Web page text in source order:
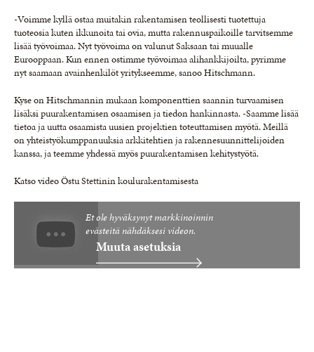
-Voimme kyllä ostaa muitakin rakentamisen teollisesti tuotettuja
tuoteosia kuten ikkunoita tai ovia, mutta rakennuspaikoille tarvitsemme
lisää työvoimaa. Nyt työvoima on valunut Saksaan tai muualle
Eurooppaan. Kun ennen ostimme työvoimaa alihankkijoilta, pyrimme
nyt saamaan avainhenkilöt yritykseemme, sanoo Hitschmann.
Kyse on Hitschmannin mukaan komponenttien saannin turvaamisen
lisäksi puurakentamisen osaamisen ja tiedon hankinnasta. -Saamme lisää
tietoa ja uutta osaamista uusien projektien toteuttamisen myötä. Meillä
on yhteistyökumppanuuksia arkkitehtien ja rakennesuunnittelijoiden
kanssa, ja teemme yhdessä myös puurakentamisen kehitystyötä.
Katso video Östu Stettinin koulurakentamisesta
Et ole hyväksynyt markkinoinnin
evästeitä nähdäksesi videon.
Muuta asetuksia